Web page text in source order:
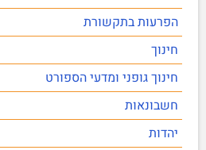
הפרעות בתקשורת
חינוך
חינוך גופני ומדעי הספורט
חשבונאות
יהדות